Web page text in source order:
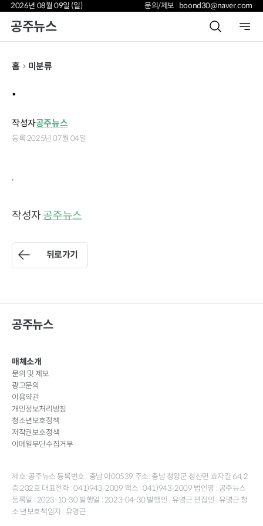
2026년 08월 09일 (일) 문의/제보 boond30@naver.com
공주뉴스
홈 미분류
.
작성자공주뉴스
등록 2025년 07월 04일
.
작성자 공주뉴스
뒤로가기
공주뉴스
매체소개
문의 및 제보
광고문의
이용약관
개인정보처리방침
청소년보호정책
저작권보호정책
이메일무단수집거부
제호: 공주뉴스 등록번호 : 충남 아00539 주소: 충남 청양군 청산면 효자길 64, 2
층 202호 대표전화 : 041)943-2009 팩스 : 041)943-2009 법인명 : 공주뉴스
등록일 : 2023-10-30 발행일 : 2023-04-30 발행인 : 유명근 편집인 : 유명근 청
소 년보호책임자 : 유명근